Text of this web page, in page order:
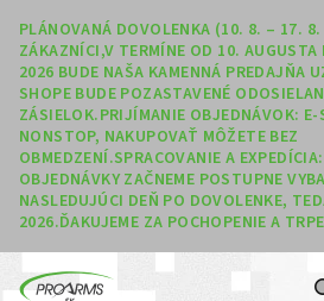
PLÁNOVANÁ DOVOLENKA (10. 8. – 17.
ZÁKAZNÍCI,V TERMÍNE OD 10.
2026 BUDE NAŠA KAMENNÁ PREDAJŇA
SHOPE BUDE POZASTAVENÉ
ZÁSIELOK.PRIJÍMANIE OBJEDNÁVOK: E-
NONSTOP, NAKUPOVAŤ MÔŽETE BEZ
OBMEDZENÍ.SPRACOVANIE A
OBJEDNÁVKY ZAČNEME POSTUPNE
NASLEDUJÚCI DEŇ PO DOVOLENKE,
2026.ĎAKUJEME ZA POCHOPENIE A